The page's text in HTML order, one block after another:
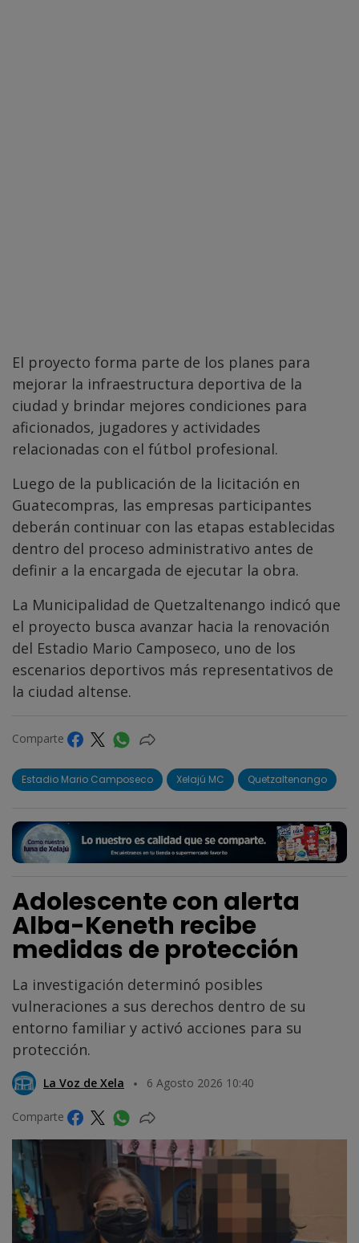
El proyecto forma parte de los planes para
mejorar la infraestructura deportiva de la
ciudad y brindar mejores condiciones para
aficionados, jugadores y actividades
relacionadas con el fútbol profesional.
Luego de la publicación de la licitación en
Guatecompras, las empresas participantes
deberán continuar con las etapas establecidas
dentro del proceso administrativo antes de
definir a la encargada de ejecutar la obra.
La Municipalidad de Quetzaltenango indicó que
el proyecto busca avanzar hacia la renovación
del Estadio Mario Camposeco, uno de los
escenarios deportivos más representativos de
la ciudad altense.
Comparte
Estadio Mario Camposeco Xelajú MC Quetzaltenango
Adolescente con alerta
Alba-Keneth recibe
medidas de protección
La investigación determinó posibles
vulneraciones a sus derechos dentro de su
entorno familiar y activó acciones para su
protección.
La Voz de Xela 6 Agosto 2026 10:40
Comparte